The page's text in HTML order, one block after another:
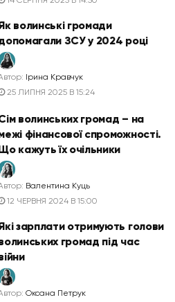
волинські громади
ЗСУ у 2024 році
Ірина Кравчук
25 ЛИПНЯ 2025 В 15:24
волинських громад – на
фінансової спроможності.
кажуть їх очільники
Валентина Куць
12 ЧЕРВНЯ 2024 В 15:00
зарплати отримують голови
громад під час
Оксана Петрук